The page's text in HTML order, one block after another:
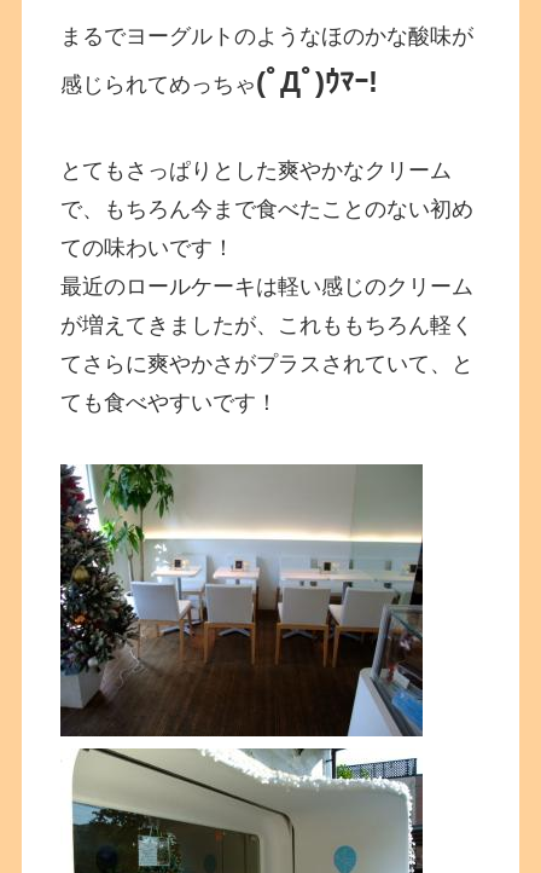
まるでヨーグルトのようなほのかな酸味が
感じられてめっちゃ(ﾟДﾟ)ｳﾏｰ!
とてもさっぱりとした爽やかなクリーム
で、もちろん今まで食べたことのない初め
ての味わいです！
最近のロールケーキは軽い感じのクリーム
が増えてきましたが、これももちろん軽く
てさらに爽やかさがプラスされていて、と
ても食べやすいです！